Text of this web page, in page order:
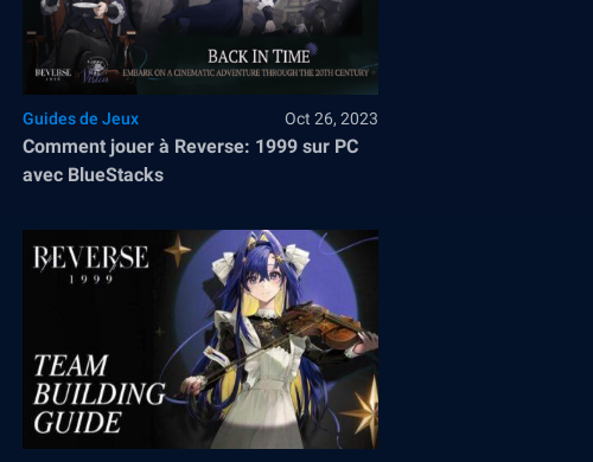
Guides de Jeux Oct 26, 2023
Comment jouer à Reverse: 1999 sur PC
avec BlueStacks